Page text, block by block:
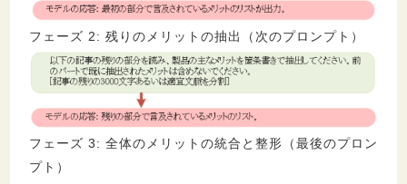
フェーズ 2: 残りのメリットの抽出（次のプロンプト）
フェーズ 3: 全体のメリットの統合と整形（最後のプロン
プト）